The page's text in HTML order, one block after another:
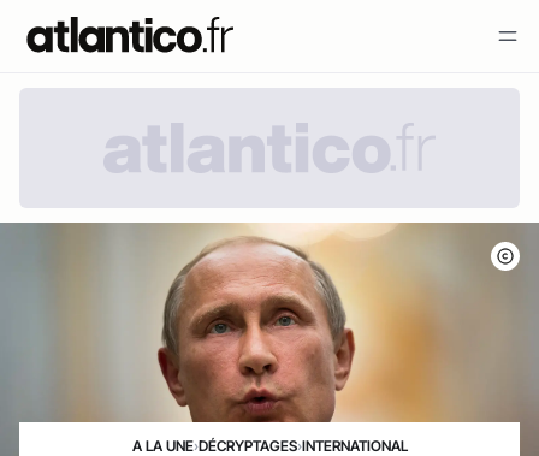
A LA UNE›DÉCRYPTAGES›INTERNATIONAL